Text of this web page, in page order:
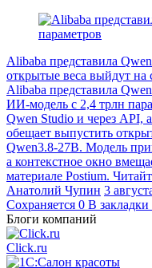
Alibaba представила
открытые веса выйдут на
Alibaba представила
ИИ-модель с 2,4 трлн
Qwen Studio и через API,
обещает выпустить
Qwen3.8‑27B. Модель
а контекстное окно
материале Postium.
Анатолий Чупин 3
Сохраняется 0 В закладки
Блоги компаний
Click.ru